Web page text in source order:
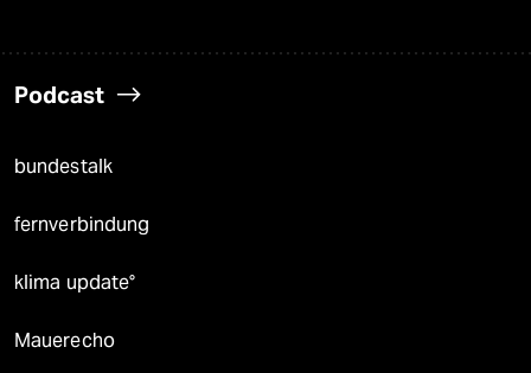
Podcast
bundestalk
fernverbindung
klima update°
Mauerecho